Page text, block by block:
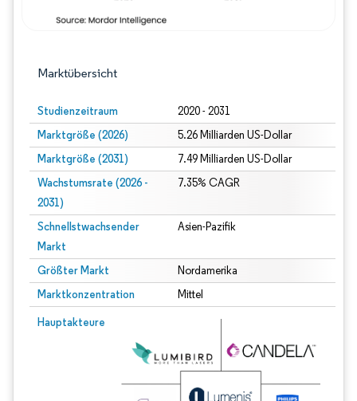
Marktübersicht
Studienzeitraum 2020 - 2031
Marktgröße (2026) 5.26 Milliarden US-Dollar
Marktgröße (2031) 7.49 Milliarden US-Dollar
Wachstumsrate (2026 -
2031)
7.35% CAGR
Schnellstwachsender
Markt
Asien-Pazifik
Größter Markt Nordamerika
Marktkonzentration Mittel
Hauptakteure
Bild © Mordor Intelligence. Wiederverwendung erfordert Namensnennung